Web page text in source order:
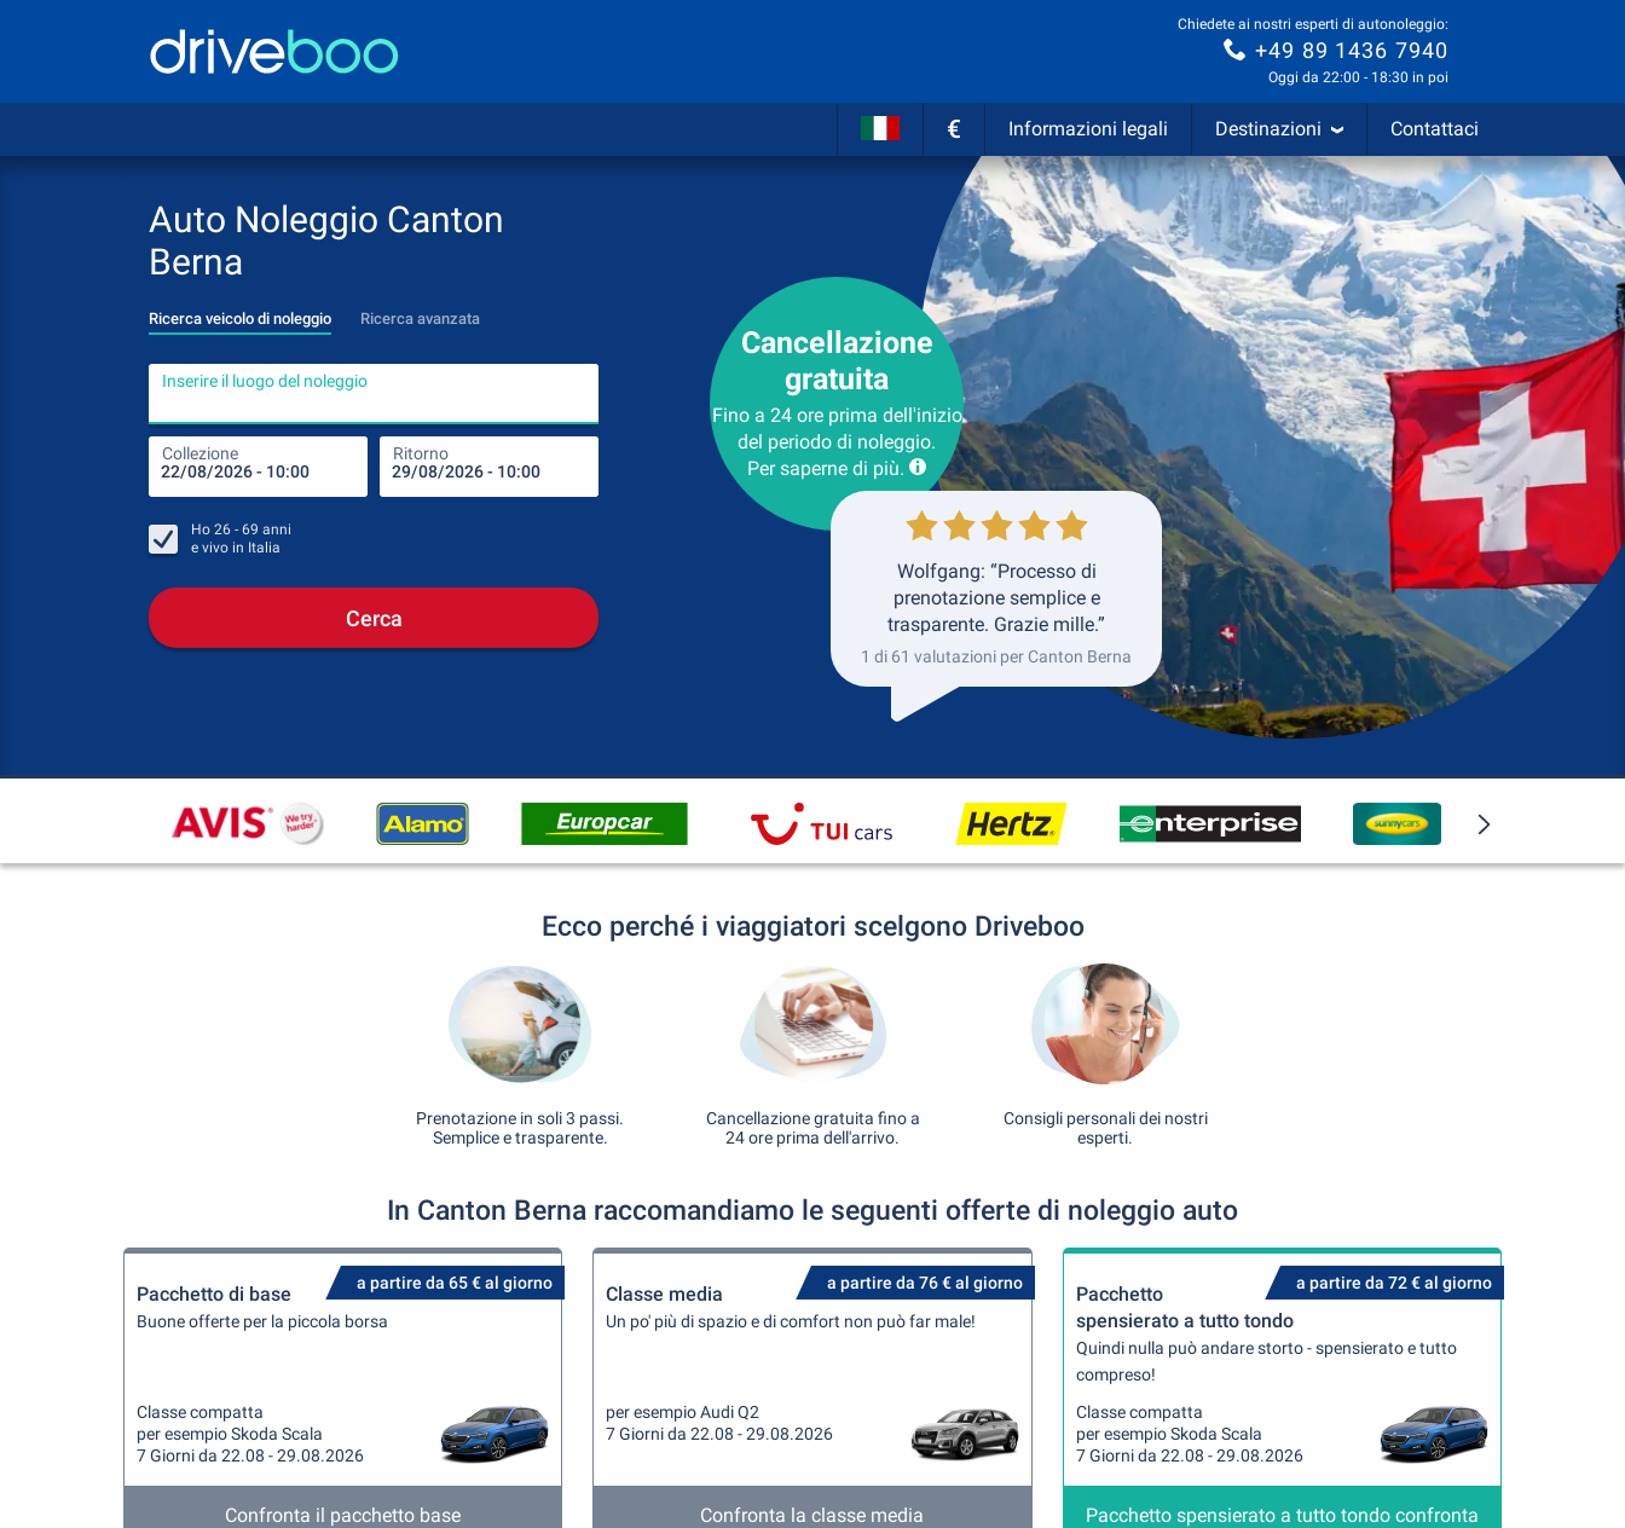
Chiedete ai nostri esperti di autonoleggio:
+49 89 1436 7940
Oggi da 22:00 - 18:30 in poi
€ Informazioni legali Destinazioni Contattaci
Auto Noleggio Canton
Berna
Ricerca veicolo di noleggio Ricerca avanzata
Inserire il luogo del noleggio
Collezione Ritorno
Inserire il luogo del noleggio
Luogo di ritorno
Ho 26 - 69 anni
e vivo in Italia
Cerca
Cancellazione
gratuita
Fino a 24 ore prima dell'inizio
del periodo di noleggio.
Per saperne di più.
Wolfgang: “Processo di
prenotazione semplice e
trasparente. Grazie mille.”
1 di 61 valutazioni per Canton Berna
Ecco perché i viaggiatori scelgono Driveboo
Prenotazione in soli 3 passi.
Semplice e trasparente.
Cancellazione gratuita fino a
24 ore prima dell'arrivo.
Consigli personali dei nostri
esperti.
In Canton Berna raccomandiamo le seguenti offerte di noleggio auto
a partire da 65 € al giorno
Pacchetto di base
Buone offerte per la piccola borsa
Classe compatta
per esempio Skoda Scala
7 Giorni da 22.08 - 29.08.2026
Confronta il pacchetto base
a partire da 76 € al giorno
Classe media
Un po' più di spazio e di comfort non può far male!
per esempio Audi Q2
7 Giorni da 22.08 - 29.08.2026
Confronta la classe media
a partire da 72 € al giorno
Pacchetto
spensierato a tutto tondo
Quindi nulla può andare storto - spensierato e tutto
compreso!
Classe compatta
per esempio Skoda Scala
7 Giorni da 22.08 - 29.08.2026
Pacchetto spensierato a tutto tondo confronta